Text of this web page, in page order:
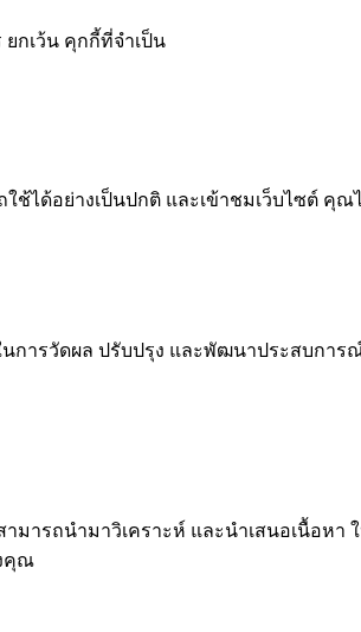
กเว้น คุกกี้ที่จำเป็น
ได้อย่างเป็นปกติ และเข้าชมเว็บไซต์ คุ
การวัดผล ปรับปรุง และพัฒนาประสบกา
มารถนำมาวิเคราะห์ และนำเสนอเนื้อ
คุณ